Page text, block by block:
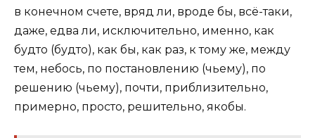
в конечном счете, вряд ли, вроде бы, всё-таки,
даже, едва ли, исключительно, именно, как
будто (будто), как бы, как раз, к тому же, между
тем, небось, по постановлению (чьему), по
решению (чьему), почти, приблизительно,
примерно, просто, решительно, якобы.